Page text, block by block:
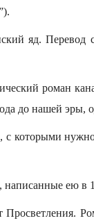
яд. Перевод
роман
до нашей эры,
с которыми
ею в